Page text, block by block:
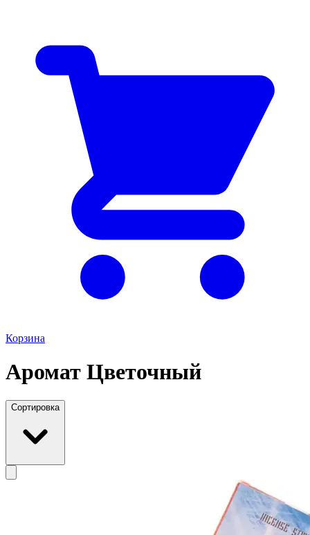
Корзина
Аромат Цветочный
Сортировка